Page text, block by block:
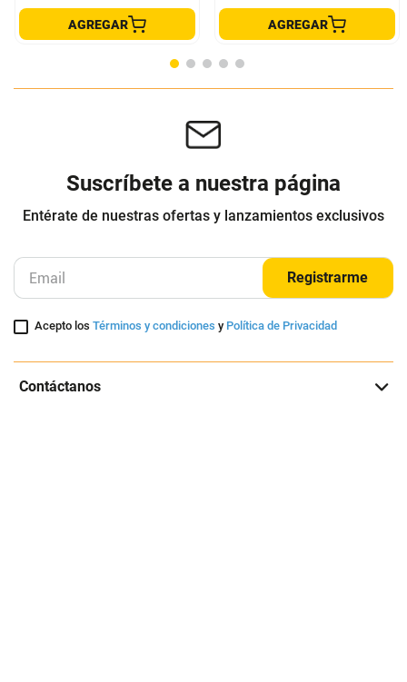
AGREGAR AGREGAR
Suscríbete a nuestra página
Entérate de nuestras ofertas y lanzamientos exclusivos
Registrarme
Acepto losTérminos y condiciones y Política de Privacidad
Contáctanos